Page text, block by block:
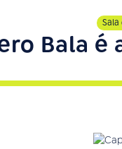
Sala
Bala é